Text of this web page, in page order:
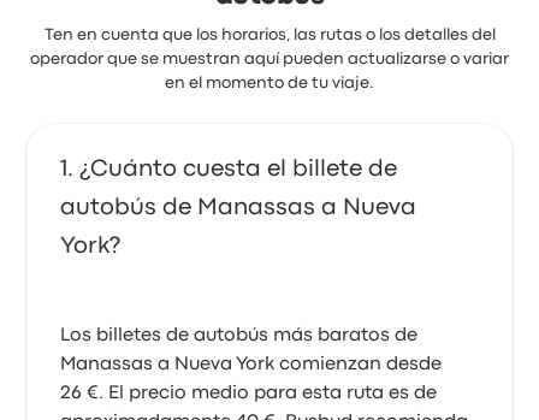
Ten en cuenta que los horarios, las rutas o los detalles del
operador que se muestran aquí pueden actualizarse o variar
en el momento de tu viaje.
¿Cuánto cuesta el billete de
autobús de Manassas a Nueva
York?
Los billetes de autobús más baratos de
Manassas a Nueva York comienzan desde
26 €. El precio medio para esta ruta es de